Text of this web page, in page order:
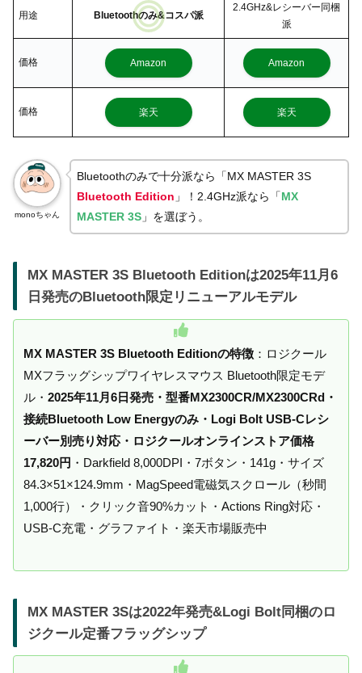
用途 Bluetoothのみ&コスパ派
2.4GHz&レシーバー同梱
派
価格 Amazon Amazon
価格 楽天 楽天
monoちゃん
Bluetoothのみで十分派なら「MX MASTER 3S
Bluetooth Edition 」！2.4GHz派なら「MX
MASTER 3S 」を選ぼう。
MX MASTER 3S Bluetooth Editionは2025年11月6
日発売のBluetooth限定リニューアルモデル
MX MASTER 3S Bluetooth Editionの特徴 ：ロジクール
MXフラッグシップワイヤレスマウス Bluetooth限定モデ
ル・ 2025年11月6日発売・型番MX2300CR/MX2300CRd・
接続Bluetooth Low Energyのみ・Logi Bolt USB-Cレシ
ーバー別売り対応・ロジクールオンラインストア価格
17,820円 ・Darkfield 8,000DPI・7ボタン・141g・サイズ
84.3×51×124.9mm・MagSpeed電磁気スクロール（秒間
1,000行）・クリック音90%カット・Actions Ring対応・
USB-C充電・グラファイト・楽天市場販売中
MX MASTER 3Sは2022年発売&Logi Bolt同梱のロ
ジクール定番フラッグシップ